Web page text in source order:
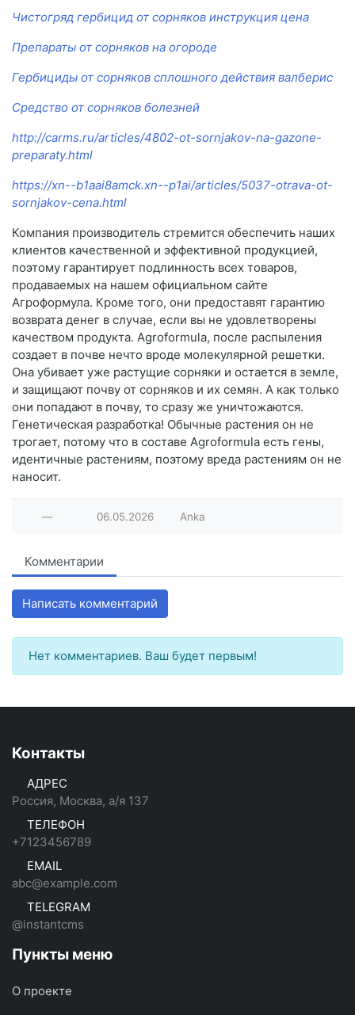
Чистогряд гербицид от сорняков инструкция цена
Препараты от сорняков на огороде
Гербициды от сорняков сплошного действия валберис
Средство от сорняков болезней
http://carms.ru/articles/4802-ot-sornjakov-na-gazone-
preparaty.html
https://xn--b1aai8amck.xn--p1ai/articles/5037-otrava-ot-
sornjakov-cena.html
Компания производитель стремится обеспечить наших
клиентов качественной и эффективной продукцией,
поэтому гарантирует подлинность всех товаров,
продаваемых на нашем официальном сайте
Агроформула. Кроме того, они предоставят гарантию
возврата денег в случае, если вы не удовлетворены
качеством продукта. Agroformula, после распыления
создает в почве нечто вроде молекулярной решетки.
Она убивает уже растущие сорняки и остается в земле,
и защищают почву от сорняков и их семян. А как только
они попадают в почву, то сразу же уничтожаются.
Генетическая разработка! Обычные растения он не
трогает, потому что в составе Agroformula есть гены,
идентичные растениям, поэтому вреда растениям он не
наносит.
— 06.05.2026 Anka
Комментарии
Написать комментарий
Нет комментариев. Ваш будет первым!
Контакты
АДРЕС
Россия, Москва, а/я 137
ТЕЛЕФОН
+7123456789
EMAIL
abc@example.com
TELEGRAM
@instantcms
Пункты меню
О проекте